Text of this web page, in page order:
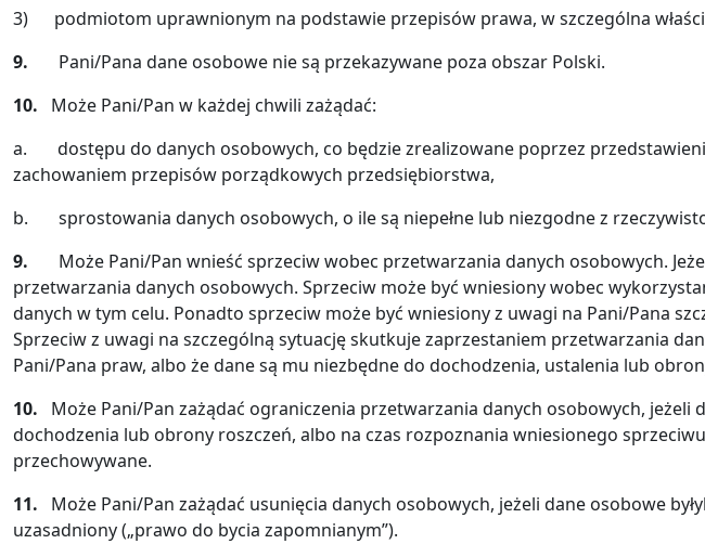
3) podmiotom uprawnionym na podstawie przepisów prawa, w szczególna
9. Pani/Pana dane osobowe nie są przekazywane poza obszar Polski.
10. Może Pani/Pan w każdej chwili zażądać:
a. dostępu do danych osobowych, co będzie zrealizowane poprzez
zachowaniem przepisów porządkowych przedsiębiorstwa,
b. sprostowania danych osobowych, o ile są niepełne lub niezgodne z
9. Może Pani/Pan wnieść sprzeciw wobec przetwarzania danych osobowych.
przetwarzania danych osobowych. Sprzeciw może być wniesiony wobec
danych w tym celu. Ponadto sprzeciw może być wniesiony z uwagi na Pani/Pana
Sprzeciw z uwagi na szczególną sytuację skutkuje zaprzestaniem przetwarzania
Pani/Pana praw, albo że dane są mu niezbędne do dochodzenia, ustalenia lub
10. Może Pani/Pan zażądać ograniczenia przetwarzania danych osobowych,
dochodzenia lub obrony roszczeń, albo na czas rozpoznania wniesionego
przechowywane.
11. Może Pani/Pan zażądać usunięcia danych osobowych, jeżeli dane osobowe
uzasadniony („prawo do bycia zapomnianym”).